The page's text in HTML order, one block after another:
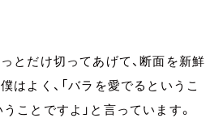
とだけ切ってあげて、断面を新鮮
はよく、「バラを愛でるというこ
ことですよ」と言っています。